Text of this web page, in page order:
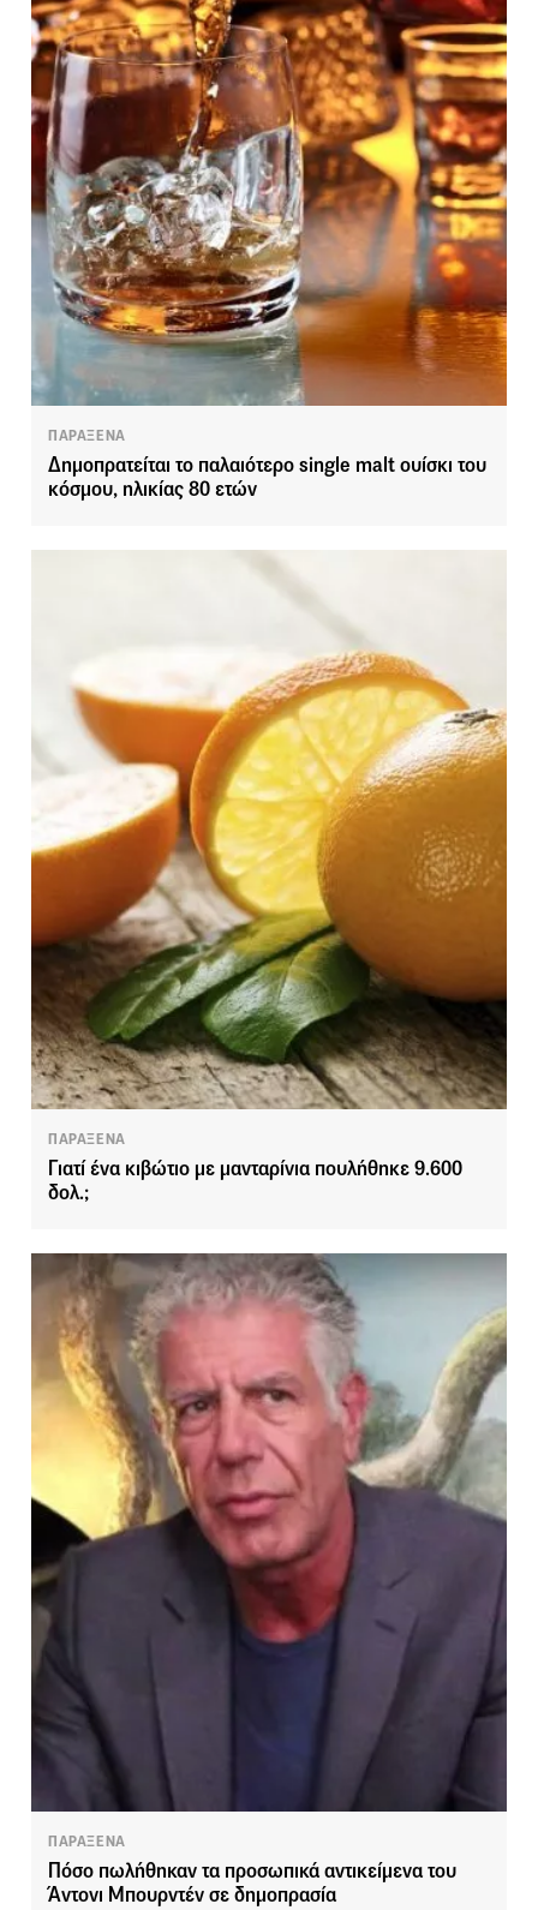
ΠΑΡΑΞΕΝΑ
Δημοπρατείται το παλαιότερο single malt ουίσκι του
κόσμου, ηλικίας 80 ετών
ΠΑΡΑΞΕΝΑ
Γιατί ένα κιβώτιο με μανταρίνια πουλήθηκε 9.600
δολ.;
ΠΑΡΑΞΕΝΑ
Πόσο πωλήθηκαν τα προσωπικά αντικείμενα του
Άντονι Μπουρντέν σε δημοπρασία